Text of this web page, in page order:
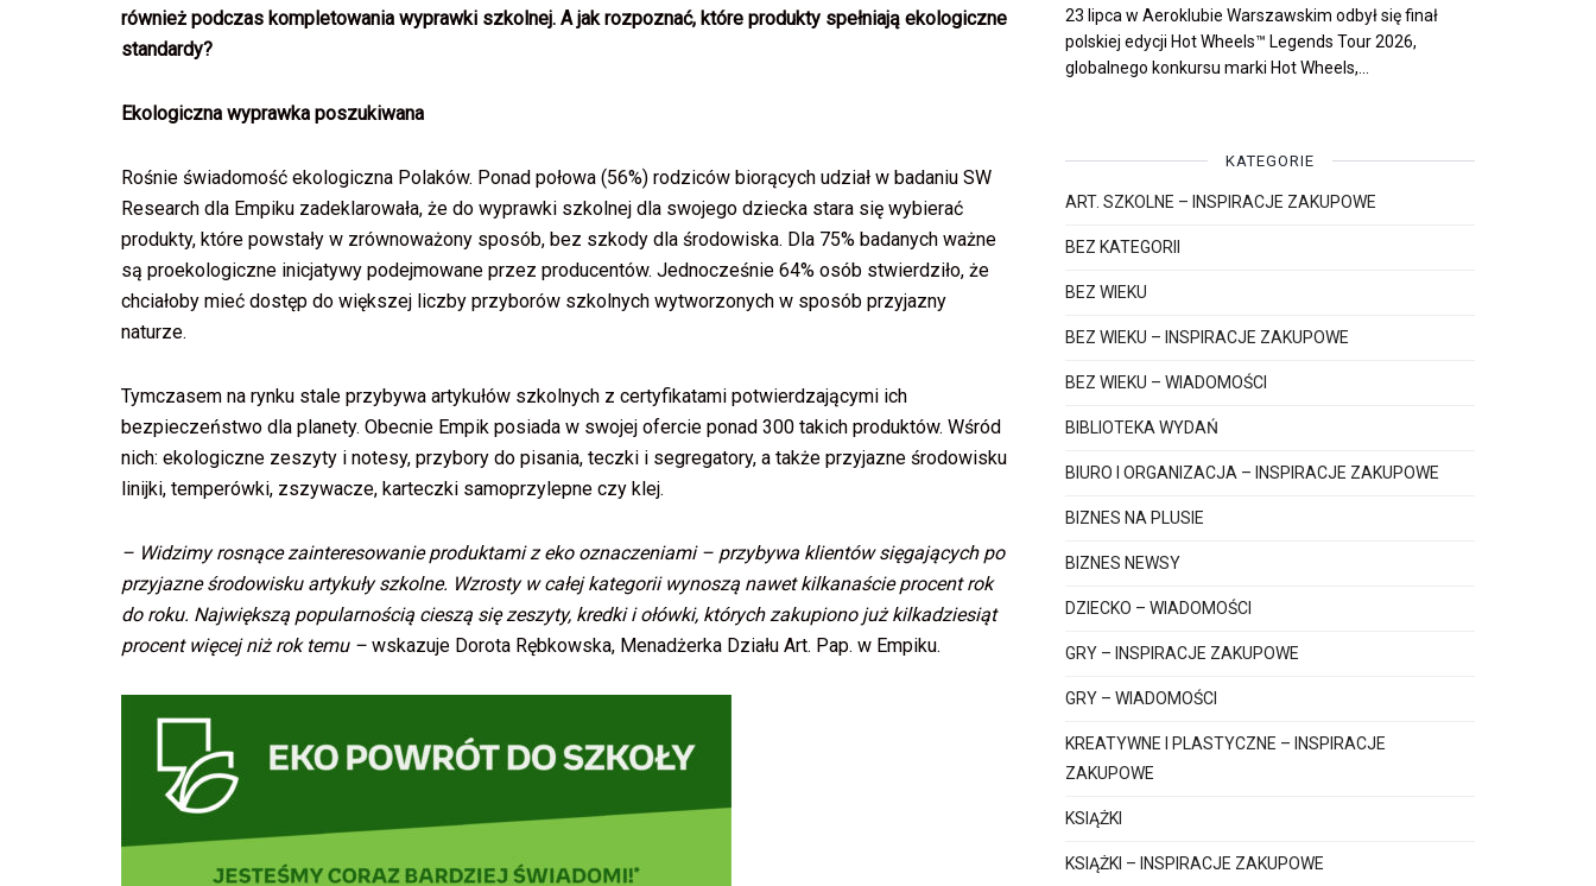
również podczas kompletowania wyprawki szkolnej. A jak rozpoznać, które produkty spełniają ekologiczne
standardy?
Ekologiczna wyprawka poszukiwana
Rośnie świadomość ekologiczna Polaków. Ponad połowa (56%) rodziców biorących udział w badaniu SW
Research dla Empiku zadeklarowała, że do wyprawki szkolnej dla swojego dziecka stara się wybierać
produkty, które powstały w zrównoważony sposób, bez szkody dla środowiska. Dla 75% badanych ważne
są proekologiczne inicjatywy podejmowane przez producentów. Jednocześnie 64% osób stwierdziło, że
chciałoby mieć dostęp do większej liczby przyborów szkolnych wytworzonych w sposób przyjazny
naturze.
Tymczasem na rynku stale przybywa artykułów szkolnych z certyfikatami potwierdzającymi ich
bezpieczeństwo dla planety. Obecnie Empik posiada w swojej ofercie ponad 300 takich produktów. Wśród
nich: ekologiczne zeszyty i notesy, przybory do pisania, teczki i segregatory, a także przyjazne środowisku
linijki, temperówki, zszywacze, karteczki samoprzylepne czy klej.
– Widzimy rosnące zainteresowanie produktami z eko oznaczeniami – przybywa klientów sięgających po
przyjazne środowisku artykuły szkolne. Wzrosty w całej kategorii wynoszą nawet kilkanaście procent rok
do roku. Największą popularnością cieszą się zeszyty, kredki i ołówki, których zakupiono już kilkadziesiąt
procent więcej niż rok temu – wskazuje Dorota Rębkowska, Menadżerka Działu Art. Pap. w Empiku.
23 lipca w Aeroklubie Warszawskim odbył się finał
polskiej edycji Hot Wheels™ Legends Tour 2026,
globalnego konkursu marki Hot Wheels,...
KATEGORIE
ART. SZKOLNE – INSPIRACJE ZAKUPOWE
BEZ KATEGORII
BEZ WIEKU
BEZ WIEKU – INSPIRACJE ZAKUPOWE
BEZ WIEKU – WIADOMOŚCI
BIBLIOTEKA WYDAŃ
BIURO I ORGANIZACJA – INSPIRACJE ZAKUPOWE
BIZNES NA PLUSIE
BIZNES NEWSY
DZIECKO – WIADOMOŚCI
GRY – INSPIRACJE ZAKUPOWE
GRY – WIADOMOŚCI
KREATYWNE I PLASTYCZNE – INSPIRACJE
ZAKUPOWE
KSIĄŻKI
KSIĄŻKI – INSPIRACJE ZAKUPOWE